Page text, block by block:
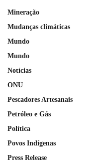
Mineração
Mudanças climáticas
Mundo
Mundo
Notícias
ONU
Pescadores Artesanais
Petróleo e Gás
Política
Povos Indígenas
Press Release